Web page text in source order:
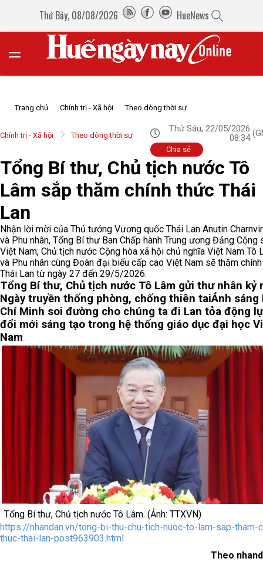
Thứ Bảy, 08/08/2026 HueNews
Trang chủ Chính trị - Xã hội Theo dòng thời sự
Chính trị - Xã hội Theo dòng thời sự
Thứ Sáu, 22/05/2026
08:34
Chia sẻ
Tổng Bí thư, Chủ tịch nước Tô
Lâm sắp thăm chính thức Thái
Lan
Nhận lời mời của Thủ tướng Vương quốc Thái Lan Anutin
và Phu nhân, Tổng Bí thư Ban Chấp hành Trung ương Đảng Cộng
Việt Nam, Chủ tịch nước Cộng hòa xã hội chủ nghĩa Việt Nam Tô
và Phu nhân cùng Đoàn đại biểu cấp cao Việt Nam sẽ thăm
Thái Lan từ ngày 27 đến 29/5/2026.
Tổng Bí thư, Chủ tịch nước Tô Lâm gửi thư nhân kỷ
Ngày truyền thống phòng, chống thiên taiÁnh sáng
Chí Minh soi đường cho chúng ta đi Lan tỏa động
đổi mới sáng tạo trong hệ thống giáo dục đại học
Nam
Tổng Bí thư, Chủ tịch nước Tô Lâm. (Ảnh: TTXVN)
https://nhandan.vn/tong-bi-thu-chu-tich-nuoc-to-lam-sap-tham-
thuc-thai-lan-post963903.html
Theo